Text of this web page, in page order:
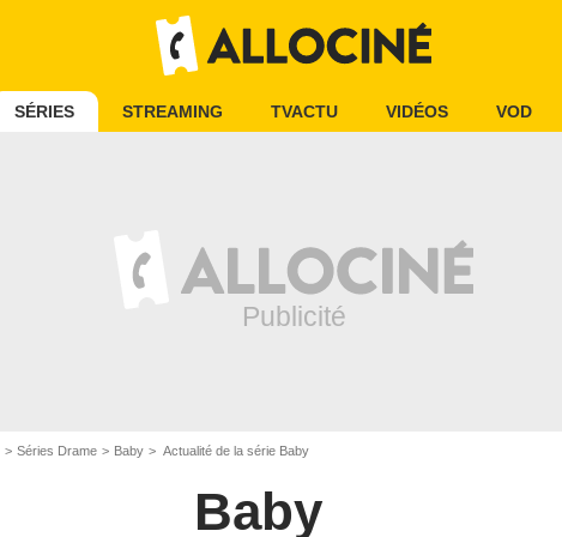
SÉRIES STREAMING TVACTU VIDÉOS VOD
Séries Drame Baby Actualité de la série Baby
Baby